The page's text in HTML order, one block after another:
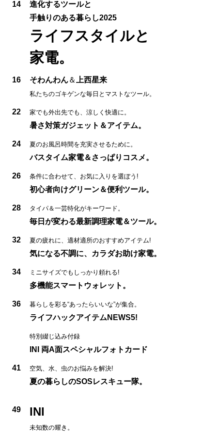
14
進化するツールと
手触りのある暮らし2025
ライフスタイルと
家電。
16 そわんわん＆ 上西星来
私たちのゴキゲンな毎日とマストなツール。
22 家でも外出先でも、涼しく快適に。
暑さ対策ガジェット＆アイテム。
24 夏のお風呂時間を充実させるために。
バスタイム家電＆さっぱりコスメ。
26 条件に合わせて、お気に入りを選ぼう!
初心者向けグリーン＆便利ツール。
28 タイパ＆一芸特化がキーワード。
毎日が変わる最新調理家電＆ツール。
32 夏の疲れに、適材適所のおすすめアイテム!
気になる不調に、カラダお助け家電。
34 ミニサイズでもしっかり頼れる!
多機能スマートウォレット。
36 暮らしを彩る“あったらいいな”が集合。
ライフハックアイテムNEWS5!
特別綴じ込み付録
INI 両A面スペシャルフォトカード
41 空気、水、虫のお悩みを解決!
夏の暮らしのSOSレスキュー隊。
49 INI
未知数の耀き。